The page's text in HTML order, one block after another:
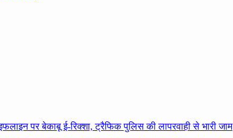
पर बेकाबू ई-रिक्शा, ट्रैफिक पुलिस की लापरवाही से भारी जाम